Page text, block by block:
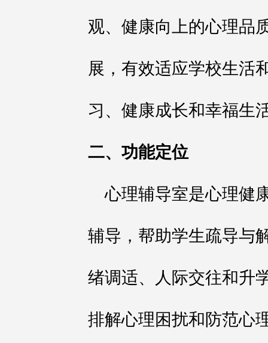
观、健康向上的心理品
展，有效适应学校生活
习、健康成长和幸福生
二、功能定位
心理辅导室是心理健
辅导，帮助学生疏导与
绪调适、人际交往和升
排解心理困扰和防范心